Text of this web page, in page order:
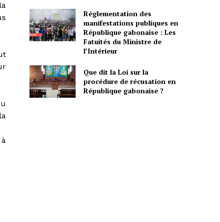
Réglementation des
manifestations publiques en
République gabonaise : Les
Fatuités du Ministre de
l’Intérieur
Que dit la Loi sur la
procédure de récusation en
République gabonaise ?